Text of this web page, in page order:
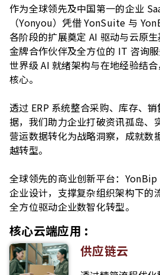
作为全球领先及中国第⼀的企业
（Yonyou）凭借 YonSuite 与
各阶段的扩展奠定 AI 驱动与云原
⾦牌合作伙伴及全⽅位的 IT 咨询
世界级 AI 就绪架构与在地经验结
核⼼。
透过 ERP 系统整合采购、库存、
据，我们助⼒企业打破资讯孤岛、
营运数据转化为战略洞察，成就数
越转型。
全球领先的商业创新平台：
企业设计，⽀撑复杂组织架构下的
全⽅位驱动企业数智化转型。
核心云端应用 :
供应链云